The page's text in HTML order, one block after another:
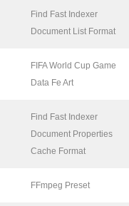
Find Fast Indexer
Document List Format
FIFA World Cup Game
Data Fe Art
Find Fast Indexer
Document Properties
Cache Format
FFmpeg Preset